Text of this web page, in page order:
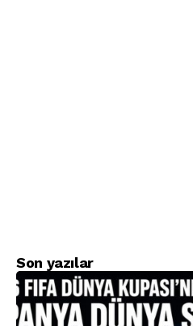
Son yazılar